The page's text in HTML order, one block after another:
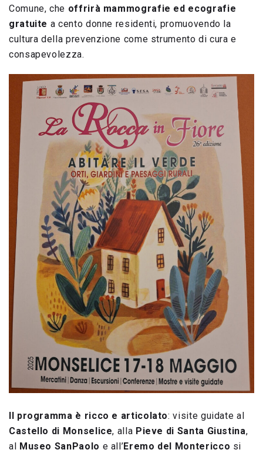
Comune, che offrirà mammografie ed ecografie
gratuite a cento donne residenti, promuovendo la
cultura della prevenzione come strumento di cura e
consapevolezza.
Il programma è ricco e articolato: visite guidate al
Castello di Monselice, alla Pieve di Santa Giustina,
al
Museo SanPaolo e all’Eremo del Montericco si